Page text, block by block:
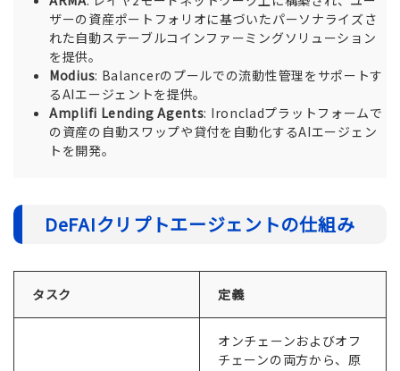
ザーの資産ポートフォリオに基づいたパーソナライズさ
れた自動ステーブルコインファーミングソリューション
を提供。
Modius: Balancerのプールでの流動性管理をサポートす
るAIエージェントを提供。
Amplifi Lending Agents: Ironcladプラットフォームで
の資産の自動スワップや貸付を自動化するAIエージェン
トを開発。
DeFAIクリプトエージェントの仕組み
タスク 定義
オンチェーンおよびオフ
チェーンの両方から、原